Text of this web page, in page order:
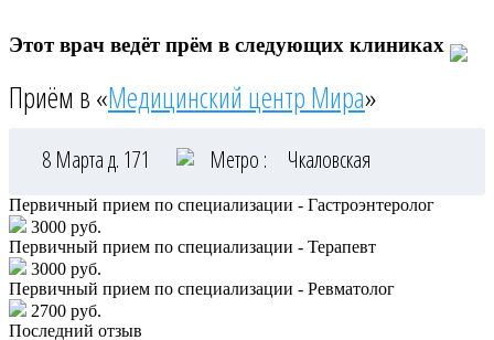
Этот врач ведёт прём в следующих клиниках
Приём в «Медицинский центр Мира»
8 Марта д. 171 Метро : Чкаловская
Первичный прием по специализации - Гастроэнтеролог
3000 руб.
Первичный прием по специализации - Терапевт
3000 руб.
Первичный прием по специализации - Ревматолог
2700 руб.
Последний отзыв